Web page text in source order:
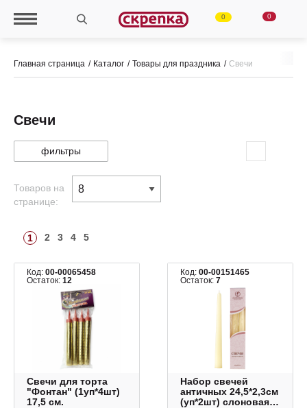
0 0
Главная страница Каталог Товары для праздника Свечи
Свечи
фильтры
Товаров на
странице:
1 2 3 4 5
Код: 00-00065458
Остаток: 12
Свечи для торта
"Фонтан" (1уп*4шт)
17,5 см.
Код:00-00151465
Остаток:7
Набор свечей
античных 24,5*2,3см
(уп*2шт) слоновая